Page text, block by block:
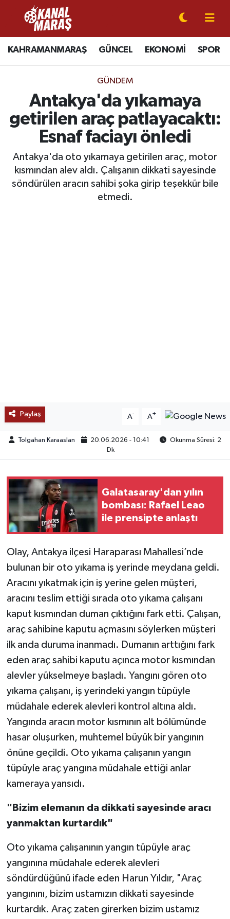
KAHRAMANMARAŞ GÜNCEL EKONOMİ SPOR
GÜNDEM
Antakya'da yıkamaya
getirilen araç patlayacaktı:
Esnaf faciayı önledi
Antakya'da oto yıkamaya getirilen araç, motor
kısmından alev aldı. Çalışanın dikkati sayesinde
söndürülen aracın sahibi şoka girip teşekkür bile
etmedi.
Paylaş A- A+
Tolgahan Karaaslan 20.06.2026 - 10:41
Okunma Süresi: 2
Dk
Galatasaray'dan yılın
bombası: Rafael Leao
ile prensipte anlaştı
Olay, Antakya ilçesi Haraparası Mahallesi’nde
bulunan bir oto yıkama iş yerinde meydana geldi.
Aracını yıkatmak için iş yerine gelen müşteri,
aracını teslim ettiği sırada oto yıkama çalışanı
kaput kısmından duman çıktığını fark etti. Çalışan,
araç sahibine kaputu açmasını söylerken müşteri
ilk anda duruma inanmadı. Dumanın arttığını fark
eden araç sahibi kaputu açınca motor kısmından
alevler yükselmeye başladı. Yangını gören oto
yıkama çalışanı, iş yerindeki yangın tüpüyle
müdahale ederek alevleri kontrol altına aldı.
Yangında aracın motor kısmının alt bölümünde
hasar oluşurken, muhtemel büyük bir yangının
önüne geçildi. Oto yıkama çalışanın yangın
tüpüyle araç yangına müdahale ettiği anlar
kameraya yansıdı.
"Bizim elemanın da dikkati sayesinde aracı
yanmaktan kurtardık"
Oto yıkama çalışanının yangın tüpüyle araç
yangınına müdahale ederek alevleri
söndürdüğünü ifade eden Harun Yıldır, "Araç
yangınını, bizim ustamızın dikkati sayesinde
kurtardık. Araç zaten girerken bizim ustamız
CANLI YAYIN
KAHRAMANMARAŞ
SPOR
SİYASET
EKONOMİ
TREND
OTOMOTİV
TEKNOLOJİ
YAŞAM
Kahramanmaraş Nöbetçi Eczaneler
Kahramanmaraş Hava Durumu
Kahramanmaraş Trafik Yoğunluk Haritası
Süper Lig Puan Durumu ve Fikstür
Tüm Manşetler
Son Dakika Haberleri